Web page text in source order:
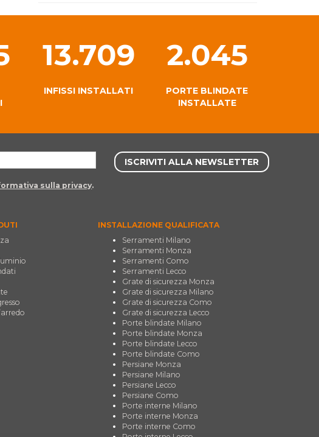
13.709
INFISSI INSTALLATI
2.045
PORTE BLINDATE
INSTALLATE
sulla privacy.
INSTALLAZIONE QUALIFICATA
Serramenti Milano
Serramenti Monza
Serramenti Como
Serramenti Lecco
Grate di sicurezza Monza
Grate di sicurezza Milano
Grate di sicurezza Como
Grate di sicurezza Lecco
Porte blindate Milano
Porte blindate Monza
Porte blindate Lecco
Porte blindate Como
Persiane Monza
Persiane Milano
Persiane Lecco
Persiane Como
Porte interne Milano
Porte interne Monza
Porte interne Como